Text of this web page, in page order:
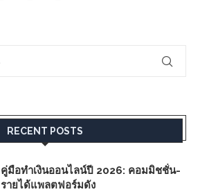
RECENT POSTS
คู่มือทำเงินออนไลน์ปี 2026: คอมมิชชั่น-
รายได้แพลตฟอร์มดัง